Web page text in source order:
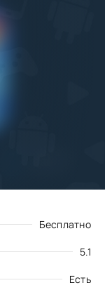
Бесплатно
5.1
Есть